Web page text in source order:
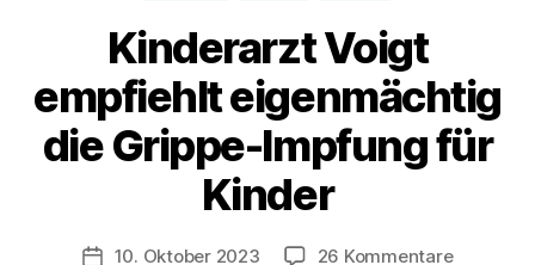
Kinderarzt Voigt
empfiehlt eigenmächtig
die Grippe-Impfung für
Kinder
Veröffentlichungsdatum
10. Oktober 2023 26 Kommentarezu